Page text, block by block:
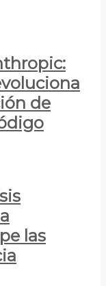
de
las